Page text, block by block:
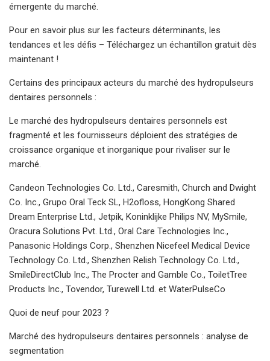
émergente du marché.
Pour en savoir plus sur les facteurs déterminants, les
tendances et les défis – Téléchargez un échantillon gratuit dès
maintenant !
Certains des principaux acteurs du marché des hydropulseurs
dentaires personnels :
Le marché des hydropulseurs dentaires personnels est
fragmenté et les fournisseurs déploient des stratégies de
croissance organique et inorganique pour rivaliser sur le
marché.
Candeon Technologies Co. Ltd., Caresmith, Church and Dwight
Co. Inc., Grupo Oral Teck SL, H2ofloss, HongKong Shared
Dream Enterprise Ltd., Jetpik, Koninklijke Philips NV, MySmile,
Oracura Solutions Pvt. Ltd., Oral Care Technologies Inc.,
Panasonic Holdings Corp., Shenzhen Nicefeel Medical Device
Technology Co. Ltd., Shenzhen Relish Technology Co. Ltd.,
SmileDirectClub Inc., The Procter and Gamble Co., ToiletTree
Products Inc., Tovendor, Turewell Ltd. et WaterPulseCo
Quoi de neuf pour 2023 ?
Marché des hydropulseurs dentaires personnels : analyse de
segmentation